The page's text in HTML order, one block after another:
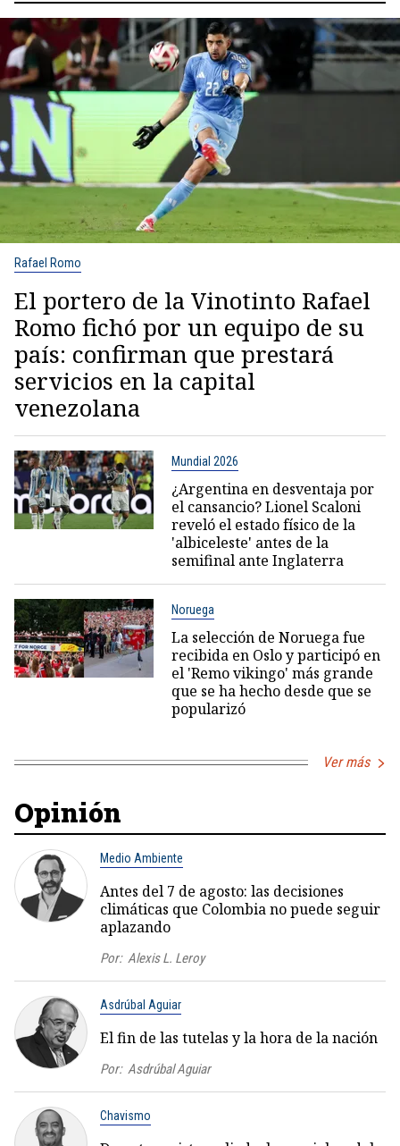
Rafael Romo
El portero de la Vinotinto Rafael
Romo fichó por un equipo de su
país: confirman que prestará
servicios en la capital
venezolana
Mundial 2026
¿Argentina en desventaja por
el cansancio? Lionel Scaloni
reveló el estado físico de la
'albiceleste' antes de la
semifinal ante Inglaterra
Noruega
La selección de Noruega fue
recibida en Oslo y participó en
el 'Remo vikingo' más grande
que se ha hecho desde que se
popularizó
Ver más
Opinión
Medio Ambiente
Antes del 7 de agosto: las decisiones
climáticas que Colombia no puede seguir
aplazando
Por: Alexis L. Leroy
Asdrúbal Aguiar
El fin de las tutelas y la hora de la nación
Por: Asdrúbal Aguiar
Chavismo